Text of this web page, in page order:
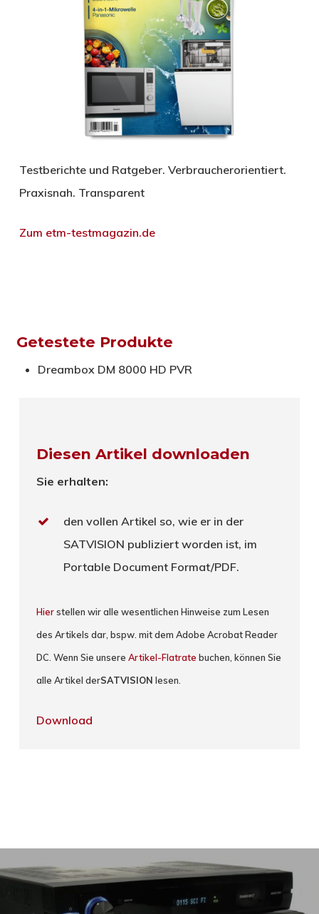
Testberichte und Ratgeber. Verbraucherorientiert.
Praxisnah. Transparent
Zum etm-testmagazin.de
Getestete Produkte
Dreambox DM 8000 HD PVR
Diesen Artikel downloaden
Sie erhalten:
den vollen Artikel so, wie er in der
SATVISION publiziert worden ist, im
Portable Document Format/PDF.
Hierstellen wir alle wesentlichen Hinweise zum Lesen
des Artikels dar, bspw. mit dem Adobe Acrobat Reader
DC. Wenn Sie unsereArtikel-Flatrate buchen, können Sie
alle Artikel derSATVISION lesen.
Download